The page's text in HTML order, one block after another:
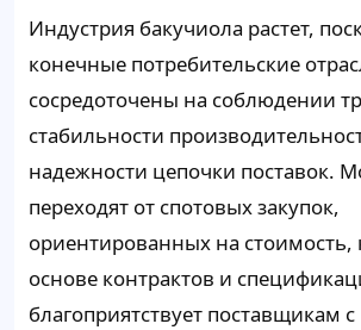
Индустрия бакучиола растет,
конечные потребительские
сосредоточены на соблюдении
стабильности
надежности цепочки поставок.
переходят от спотовых закупок,
ориентированных на стоимость,
основе контрактов и
благоприятствует поставщикам с